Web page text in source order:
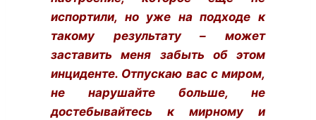
испортили, но уже на подходе к
такому результату – может
заставить меня забыть об этом
инциденте. Отпускаю вас с миром,
не нарушайте больше, не
достебывайтесь к мирному и